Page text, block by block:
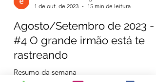
esFOAMeados Portugal
1 de out. de 2023
Agosto/Setembro de 2023 -